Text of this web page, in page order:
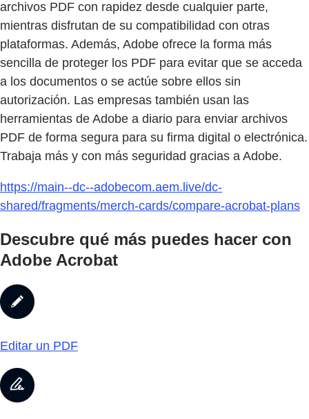
archivos PDF con rapidez desde cualquier parte,
mientras disfrutan de su compatibilidad con otras
plataformas. Además, Adobe ofrece la forma más
sencilla de proteger los PDF para evitar que se acceda
a los documentos o se actúe sobre ellos sin
autorización. Las empresas también usan las
herramientas de Adobe a diario para enviar archivos
PDF de forma segura para su firma digital o electrónica.
Trabaja más y con más seguridad gracias a Adobe.
https://main--dc--adobecom.aem.live/dc-
shared/fragments/merch-cards/compare-acrobat-plans
Descubre qué más puedes hacer con
Adobe Acrobat
Editar un PDF